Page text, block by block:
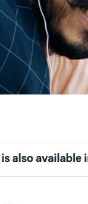
also available